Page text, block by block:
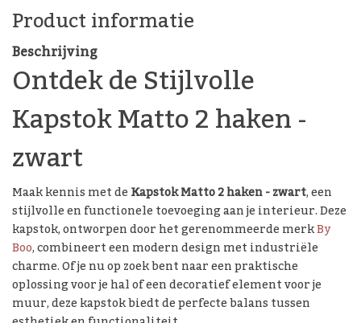
Product informatie
Beschrijving
Ontdek de Stijlvolle
Kapstok Matto 2 haken -
zwart
Maak kennis met deKapstok Matto 2 haken - zwart, een
stijlvolle en functionele toevoeging aan je interieur. Deze
kapstok, ontworpen door het gerenommeerde merkBy
Boo, combineert een modern design met industriële
charme. Of je nu op zoek bent naar een praktische
oplossing voor je hal of een decoratief element voor je
muur, deze kapstok biedt de perfecte balans tussen